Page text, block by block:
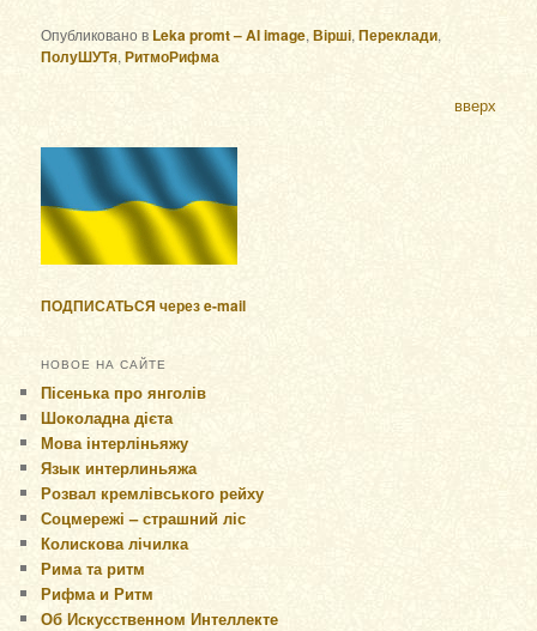
Опубликовано в Leka promt – AI image,Вірші,Переклади,
ПолуШУТя,РитмоРифма
вверх
ПОДПИСАТЬСЯ через e-mail
НОВОЕ НА САЙТЕ
Пісенька про янголів
Шоколадна дієта
Мова інтерліньяжу
Язык интерлиньяжа
Розвал кремлівського рейху
Соцмережі – страшний ліс
Колискова лічилка
Рима та ритм
Рифма и Ритм
Об Искусственном Интеллекте